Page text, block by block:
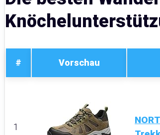
# Vorschau
1